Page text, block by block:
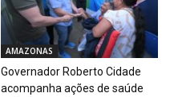
AMAZONAS
Governador Roberto Cidade
acompanha ações de saúde